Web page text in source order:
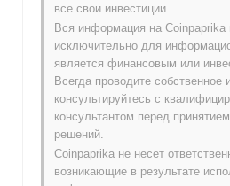
services. Bancambios focuses on
experience, making it easier for both
newcomers to navigate the world of
traditional financial services with
Bancambios aims to foster greater
contribute to the growth of the DeFi
the backbone of this ecosystem,
incentivizing user engagement.
Bancambios AX (BXS)
Метрики и Рыночная
все свои инвестиции.
Вся информация на Coinpaprika
исключительно для
является финансовым или
Всегда проводите собственное
консультируйтесь с
консультантом перед
решений.
Coinpaprika не несет
возникающие в результате